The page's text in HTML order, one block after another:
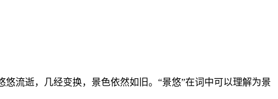
逝，几经变换，景色依然如旧。“景悠”在词中可以理解为景